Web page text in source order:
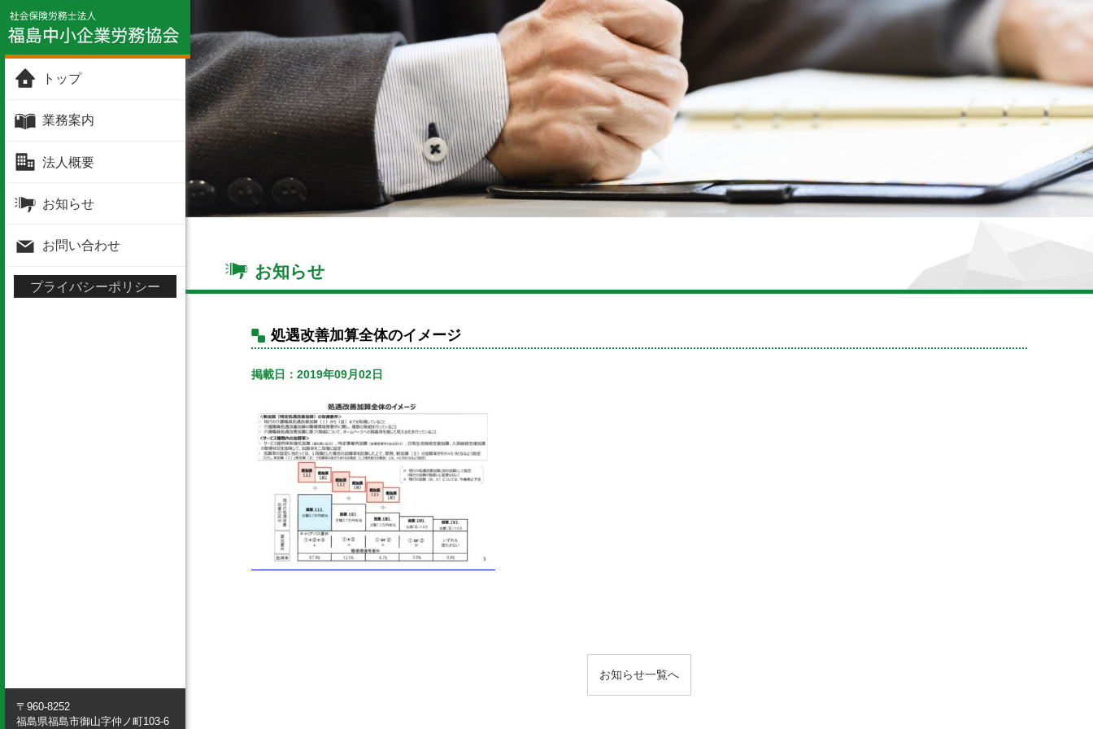
トップ
業務案内
法人概要
お知らせ
お問い合わせ
プライバシーポリシー
〒960-8252
福島県福島市御山字仲ノ町103-6
お知らせ
処遇改善加算全体のイメージ
掲載日：2019年09月02日
お知らせ一覧へ